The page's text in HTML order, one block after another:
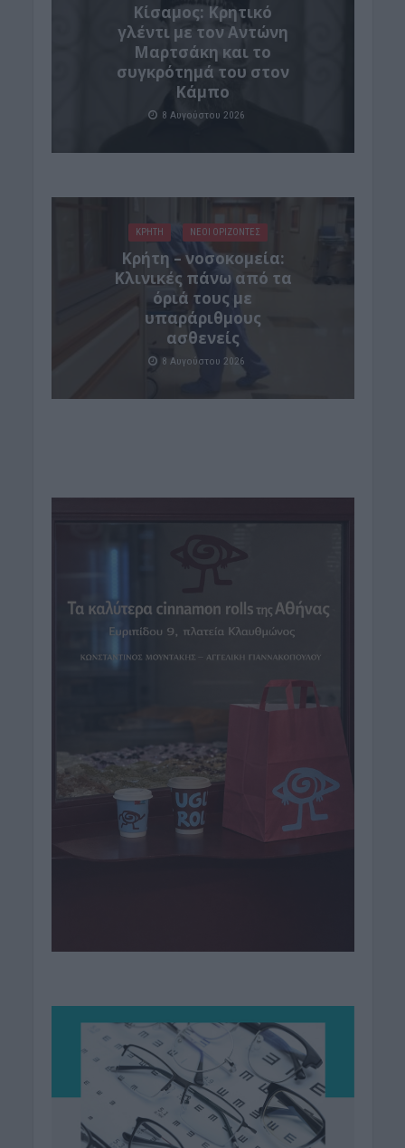
Kίσαμος: Κρητικό
γλέντι με τον Αντώνη
Μαρτσάκη και το
συγκρότημά του στον
Κάμπο
8 Αυγούστου 2026
ΚΡΗΤΗ ΝΕΟΙ ΟΡΙΖΟΝΤΕΣ
Κρήτη – νοσοκομεία:
Κλινικές πάνω από τα
όριά τους με
υπαράριθμους
ασθενείς
8 Αυγούστου 2026